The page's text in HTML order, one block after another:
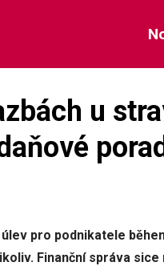
u
pro podnikatele
Finanční správa